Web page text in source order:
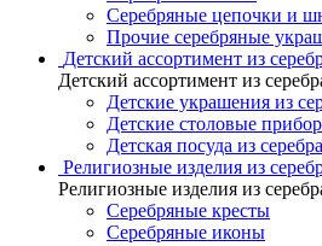
Серебряные цепочки и
Прочие серебряные
Детский ассортимент из
Детский ассортимент из
Детские украшения из
Детские столовые
Детская посуда из серебра
Религиозные изделия из
Религиозные изделия из
Серебряные кресты
Серебряные иконы